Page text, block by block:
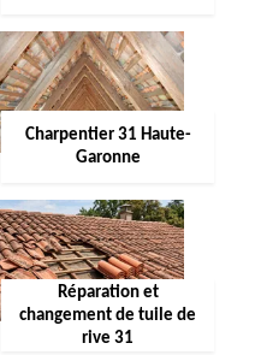
Charpentier 31 Haute-
Garonne
Réparation et
changement de tuile de
rive 31